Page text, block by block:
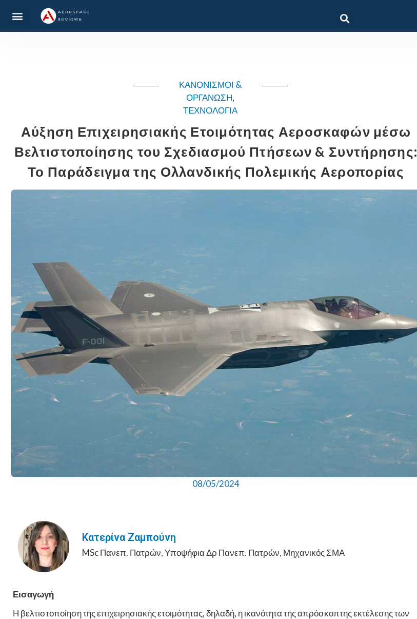
ΚΑΝΟΝΙΣΜΟΙ &
ΟΡΓΑΝΩΣΗ,
ΤΕΧΝΟΛΟΓΙΑ
Αύξηση Επιχειρησιακής Ετοιμότητας Αεροσκαφών μέσω
Βελτιστοποίησης του Σχεδιασμού Πτήσεων & Συντήρησης:
Το Παράδειγμα της Ολλανδικής Πολεμικής Αεροπορίας
08/05/2024
Κατερίνα Ζαμπούνη
MSc Πανεπ. Πατρών, Υποψήφια Δρ Πανεπ. Πατρών, Μηχανικός ΣΜΑ
Εισαγωγή
Η βελτιστοποίηση της επιχειρησιακής ετοιμότητας, δηλαδή, η ικανότητα της απρόσκοπτης εκτέλεσης των